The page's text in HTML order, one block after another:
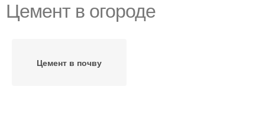
Цемент в огороде
Цемент в почву